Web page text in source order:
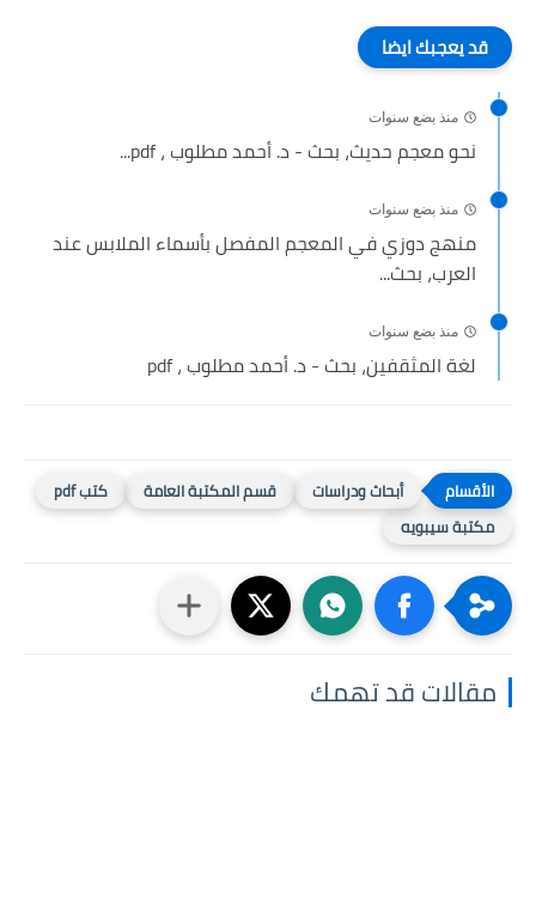
قد يعجبك ايضا
منذ بضع سنوات
نحو معجم حديث، بحث - د. أحمد مطلوب ، pdf...
منذ بضع سنوات
منهج دوزي في المعجم المفصل بأسماء الملابس عند
العرب، بحث...
منذ بضع سنوات
لغة المثقفين، بحث - د. أحمد مطلوب ، pdf
أبحاث ودراسات قسم المكتبة العامة
كتب pdf
مكتبة سيبويه
مقالات قد تهمك